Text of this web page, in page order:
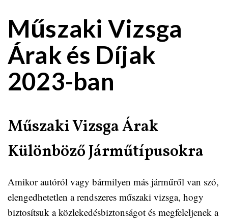
Műszaki Vizsga
Árak és Díjak
2023-ban
Műszaki Vizsga Árak
Különböző Járműtípusokra
Amikor autóról vagy bármilyen más járműről van szó,
elengedhetetlen a rendszeres műszaki vizsga, hogy
biztosítsuk a közlekedésbiztonságot és megfeleljenek a